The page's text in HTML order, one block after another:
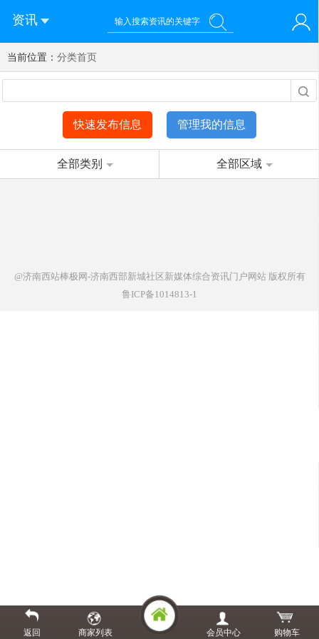
资讯
您好！欢迎来到济南西站棒极网-济南西部新城社区新媒体综
合资讯门户网站
登录 注册 微信快速登录
当前位置： 分类首页
快速发布信息 管理我的信息
全部类别 全部区域
@济南西站棒极网-济南西部新城社区新媒体综合资讯门户网站版权所有
鲁ICP备1014813-1
返回 商家列表 会员中心 购物车